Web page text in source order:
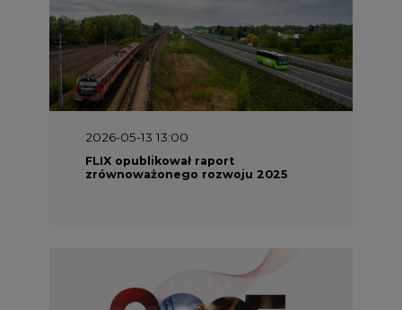
2026-05-13 13:00
FLIX opublikował raport
zrównoważonego rozwoju 2025